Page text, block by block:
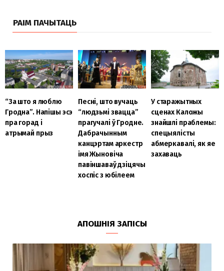
РАІМ ПАЧЫТАЦЬ
“За што я люблю
Гродна”. Напішы эсэ
пра горад і
атрымай прыз
Песні, што вучаць
“людзьмі звацца”
прагучалі ў Гродне.
Дабрачынным
канцэртам аркестр
імя Жыновіча
павіншаваў дзіцячы
хоспіс з юбілеем
У старажытных
сценах Каложы
знайшлі праблемы:
спецыялісты
абмеркавалі, як яе
захаваць
АПОШНІЯ ЗАПІСЫ